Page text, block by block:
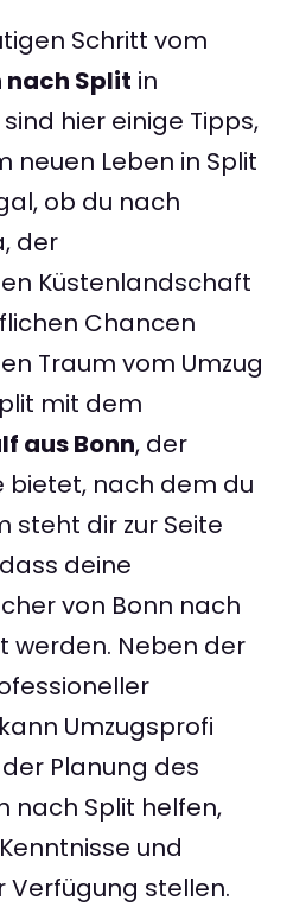
Schritt vom
nach Split in
hier einige Tipps,
neuen Leben in Split
ob du nach
der
Küstenlandschaft
Chancen
Traum vom Umzug
mit dem
aus Bonn, der
bietet, nach dem du
steht dir zur Seite
deine
von Bonn nach
werden. Neben der
kann Umzugsprofi
Planung des
nach Split helfen,
und
Verfügung stellen.